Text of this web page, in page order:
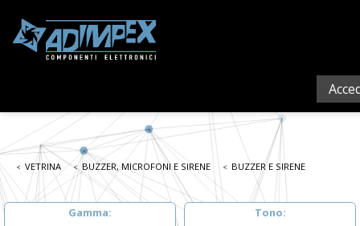
VETRINA BUZZER, MICROFONI E SIRENE BUZZER E SIRENE
Gamma Tono